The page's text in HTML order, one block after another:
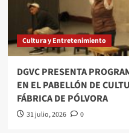
Cultura y Entretenimiento
DGVC PRESENTA
EN EL PABELLÓN DE
FÁBRICA DE PÓLVORA
31 julio, 2026 0